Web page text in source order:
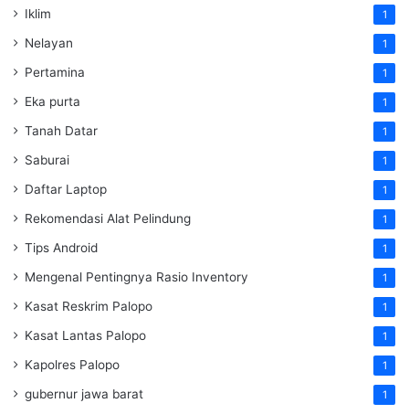
Iklim 1
Nelayan 1
Pertamina 1
Eka purta 1
Tanah Datar 1
Saburai 1
Daftar Laptop 1
Rekomendasi Alat Pelindung 1
Tips Android 1
Mengenal Pentingnya Rasio Inventory 1
Kasat Reskrim Palopo 1
Kasat Lantas Palopo 1
Kapolres Palopo 1
gubernur jawa barat 1